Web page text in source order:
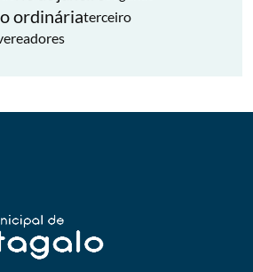
ordináriaterceiro